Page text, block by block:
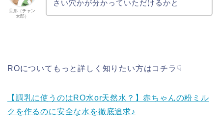
旦那（チャン
太郎）
さい穴かが分かっていただけるかと
ROについてもっと詳しく知りたい方はコチラ☟
【調乳に使うのはRO水or天然水？】赤ちゃんの粉ミル
クを作るのに安全な水を徹底追求♪